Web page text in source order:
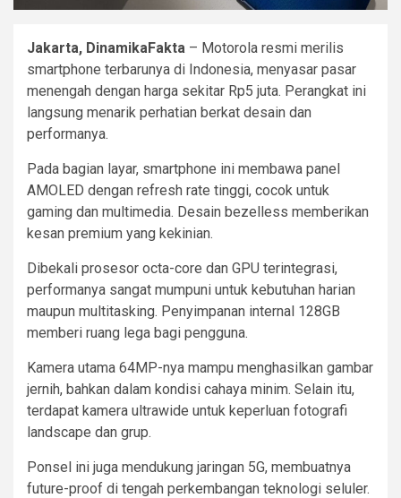
Jakarta, DinamikaFakta – Motorola resmi merilis
smartphone terbarunya di Indonesia, menyasar pasar
menengah dengan harga sekitar Rp5 juta. Perangkat ini
langsung menarik perhatian berkat desain dan
performanya.
Pada bagian layar, smartphone ini membawa panel
AMOLED dengan refresh rate tinggi, cocok untuk
gaming dan multimedia. Desain bezelless memberikan
kesan premium yang kekinian.
Dibekali prosesor octa-core dan GPU terintegrasi,
performanya sangat mumpuni untuk kebutuhan harian
maupun multitasking. Penyimpanan internal 128GB
memberi ruang lega bagi pengguna.
Kamera utama 64MP-nya mampu menghasilkan gambar
jernih, bahkan dalam kondisi cahaya minim. Selain itu,
terdapat kamera ultrawide untuk keperluan fotografi
landscape dan grup.
Ponsel ini juga mendukung jaringan 5G, membuatnya
future-proof di tengah perkembangan teknologi seluler.